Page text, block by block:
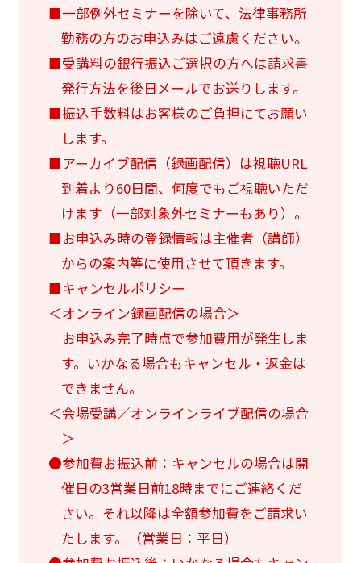
■一部例外セミナーを除いて、法律事務所
勤務の方のお申込みはご遠慮ください。
■受講料の銀行振込ご選択の方へは請求書
発行方法を後日メールでお送りします。
■振込手数料はお客様のご負担にてお願い
します。
■アーカイブ配信（録画配信）は視聴URL
到着より60日間、何度でもご視聴いただ
けます（一部対象外セミナーもあり）。
■お申込み時の登録情報は主催者（講師）
からの案内等に使用させて頂きます。
■キャンセルポリシー
＜オンライン録画配信の場合＞
お申込み完了時点で参加費用が発生しま
す。いかなる場合もキャンセル・返金は
できません。
＜会場受講／オンラインライブ配信の場合
＞
●参加費お振込前：キャンセルの場合は開
催日の3営業日前18時までにご連絡くだ
さい。それ以降は全額参加費をご請求い
たします。（営業日：平日）